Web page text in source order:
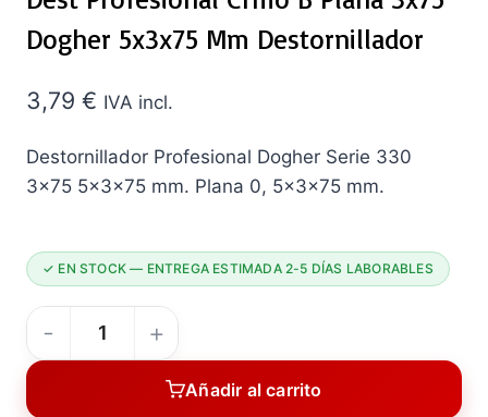
Dogher 5x3x75 Mm Destornillador
3,79 € IVA incl.
Destornillador Profesional Dogher Serie 330
3×75 5x3x75 mm. Plana 0, 5x3x75 mm.
✓ EN STOCK — ENTREGA ESTIMADA 2-5 DÍAS LABORABLES
DEST
Profesional
Crmo
Añadir al carrito